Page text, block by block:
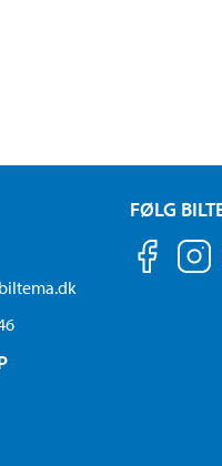
FØLG